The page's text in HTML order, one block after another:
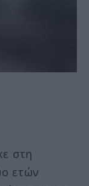
στη
ετών